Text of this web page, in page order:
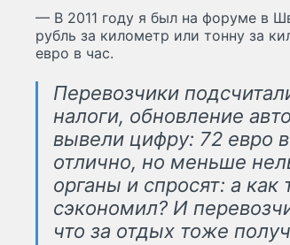
— В 2011 году я был на форуме в
рубль за километр или тонну за
евро в час.
Перевозчики
налоги, обновление
вывели цифру: 72 евро
отлично, но меньше
органы и спросят: а
сэкономил? И
что за отдых тоже